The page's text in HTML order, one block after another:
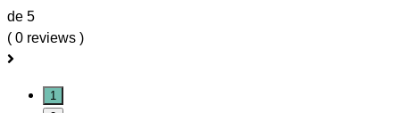
de 5
( 0 reviews )
1